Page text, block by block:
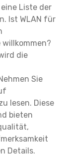
Liste der
Ist WLAN für
die
Sie
lesen. Diese
bieten
Details.